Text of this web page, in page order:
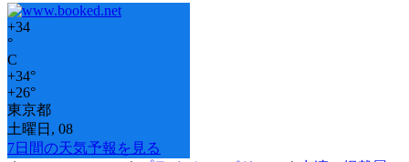
+34
°
C
+34°
+26°
東京都
土曜日, 08
7日間の天気予報を見る